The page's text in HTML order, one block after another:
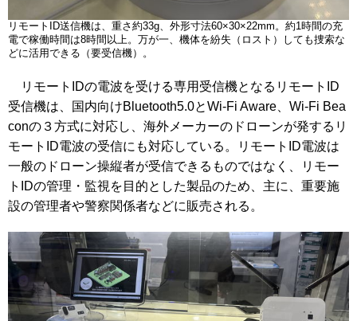
リモートID送信機は、重さ約33g、外形寸法60×30×22mm。約1時間の充
電で稼働時間は8時間以上。万が一、機体を紛失（ロスト）しても捜索な
どに活用できる（要受信機）。
リモートIDの電波を受ける専用受信機となるリモートID
受信機は、国内向けBluetooth5.0とWi-Fi Aware、Wi-Fi Bea
conの３方式に対応し、海外メーカーのドローンが発するリ
モートID電波の受信にも対応している。リモートID電波は
一般のドローン操縦者が受信できるものではなく、リモー
トIDの管理・監視を目的とした製品のため、主に、重要施
設の管理者や警察関係者などに販売される。